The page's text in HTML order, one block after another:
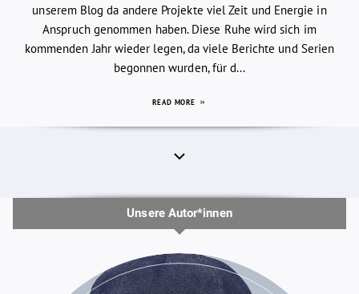
unserem Blog da andere Projekte viel Zeit und Energie in
Anspruch genommen haben. Diese Ruhe wird sich im
kommenden Jahr wieder legen, da viele Berichte und Serien
begonnen wurden, für d...
READ MORE
Unsere Autor*innen